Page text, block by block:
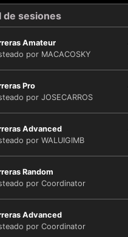
de sesiones
Amateur
por MACACOSKY
Pro
por JOSECARROS
Advanced
por WALUIGIMB
Random
por Coordinator
Advanced
por Coordinator